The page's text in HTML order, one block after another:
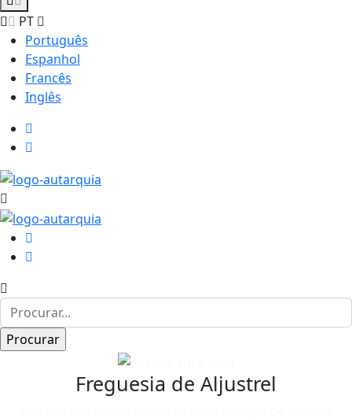
PT
Português
Espanhol
Francês
Inglês
Freguesia de Aljustrel